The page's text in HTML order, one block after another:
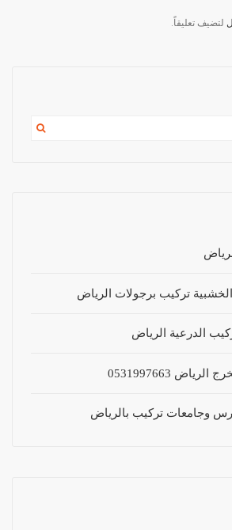
لتضيف تعليقاً.
الخشبية تركيب برجولات الرياض
الدرعية الرياض
0531997663
وجامعات تركيب بالرياض